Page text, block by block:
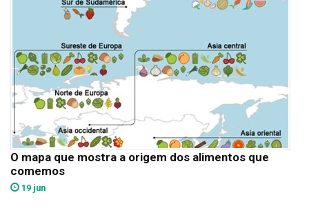
O mapa que mostra a origem dos alimentos que
comemos
19 jun